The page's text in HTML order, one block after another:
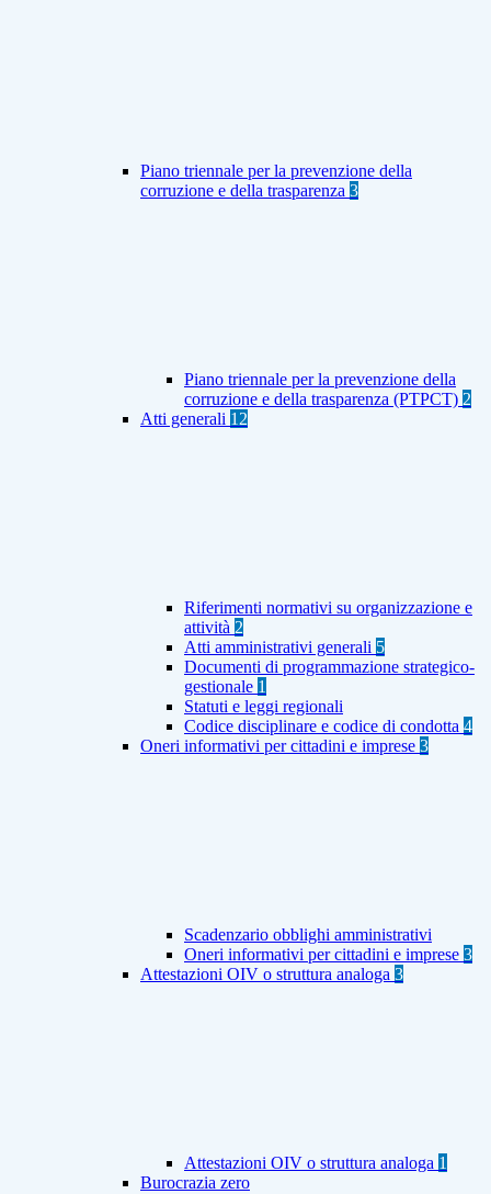
Piano triennale per la prevenzione della
corruzione e della trasparenza 3
Piano triennale per la prevenzione della
corruzione e della trasparenza (PTPCT) 2
Atti generali 12
Riferimenti normativi su organizzazione e
attività 2
Atti amministrativi generali 5
Documenti di programmazione strategico-
gestionale 1
Statuti e leggi regionali
Codice disciplinare e codice di condotta 4
Oneri informativi per cittadini e imprese 3
Scadenzario obblighi amministrativi
Oneri informativi per cittadini e imprese 3
Attestazioni OIV o struttura analoga 3
Attestazioni OIV o struttura analoga 1
Burocrazia zero